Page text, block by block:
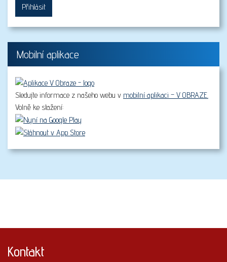
Přihlásit
Mobilní aplikace
Sledujte informace z našeho webu v mobilní aplikaci – V OBRAZE.
Volně ke stažení:
Kontakt